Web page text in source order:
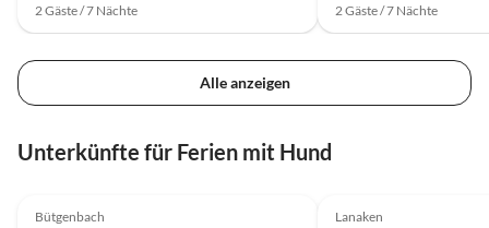
2 Gäste / 7 Nächte 2 Gäste / 7 Nächte
Alle anzeigen
Unterkünfte für Ferien mit Hund
Bütgenbach Lanaken